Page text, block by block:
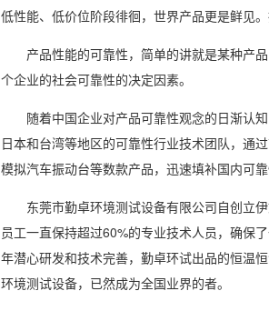
低性能、低价位阶段徘徊，世界产品更是鲜见
产品性能的可靠性，简单的讲就是某种产品
个企业的社会可靠性的决定因素。
随着中国企业对产品可靠性观念的日渐认知
日本和台湾等地区的可靠性行业技术团队，通
模拟汽车振动台等数款产品，迅速填补国内可
东莞市勤卓环境测试设备有限公司自创立伊
员工一直保持超过60%的专业技术人员，确保
年潜心研发和技术完善，勤卓环试出品的恒温
环境测试设备，已然成为全国业界的者。